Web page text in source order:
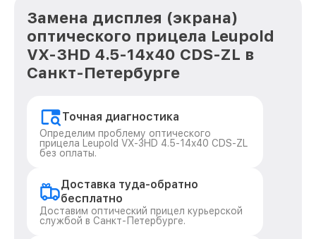
Замена дисплея (экрана)
оптического прицела Leupold
VX-3HD 4.5-14x40 CDS-ZL в
Санкт-Петербурге
Точная диагностика
Определим проблему оптического
прицела Leupold VX-3HD 4.5-14x40 CDS-ZL
без оплаты.
Доставка туда-обратно
бесплатно
Доставим оптический прицел курьерской
службой в Санкт-Петербурге.